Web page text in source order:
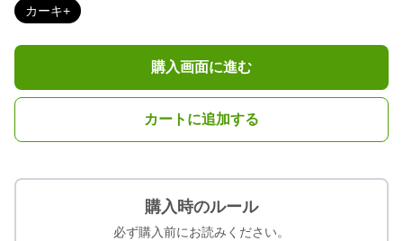
カーキ+
購入画面に進む
カートに追加する
購入時のルール
必ず購入前にお読みください。